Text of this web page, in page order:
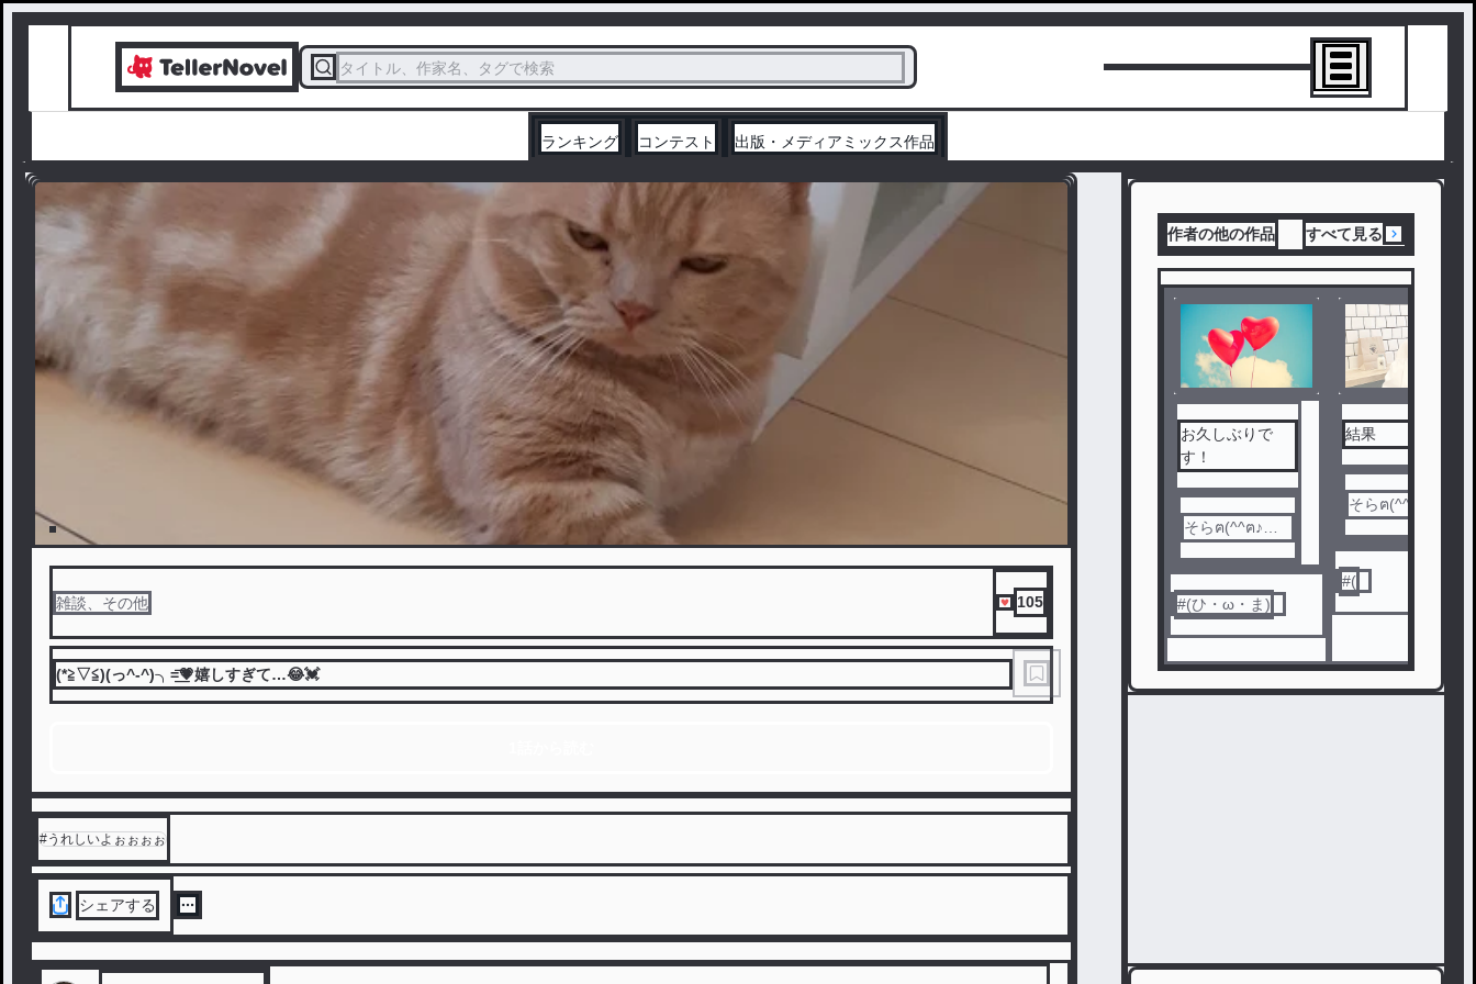
タイトル、作家名、タグで検索
ランキング コンテスト 出版・メディアミックス作品
雑談、その他 105
(*≧▽≦)(っ^-^)╮=͟͟͞͞💗嬉しすぎて…😂💓
#うれしいよぉぉぉぉ
シェアする
作者の他の作品 すべて見る
お久しぶりで
す！
そらฅ(^^ฅ♪キ
#(ひ・ω・ま)
結果
そらฅ(^^ฅ♪キ
#(